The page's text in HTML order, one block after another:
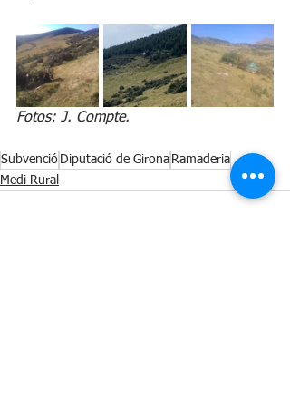
Fotos: J. Compte.
Subvenció Diputació de Girona Ramaderia
Medi Rural